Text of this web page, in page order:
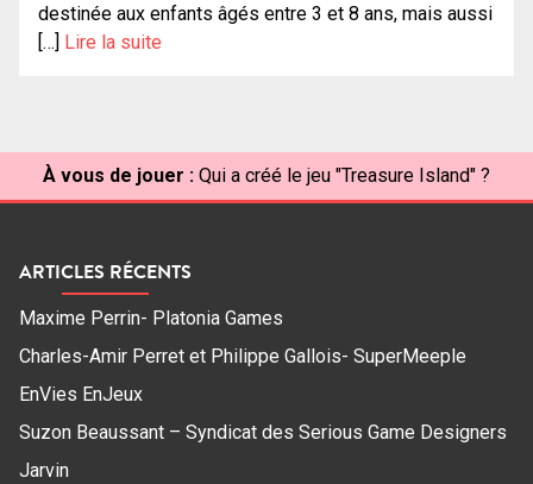
destinée aux enfants âgés entre 3 et 8 ans, mais aussi
[…] Lire la suite
À vous de jouer : Qui a créé le jeu "Treasure Island" ?
ARTICLES RÉCENTS
Maxime Perrin- Platonia Games
Charles-Amir Perret et Philippe Gallois- SuperMeeple
EnVies EnJeux
Suzon Beaussant – Syndicat des Serious Game Designers
Jarvin